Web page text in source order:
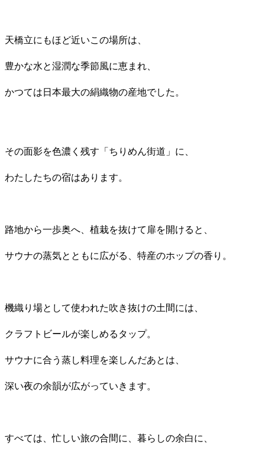
天橋立にもほど近いこの場所は、
豊かな水と湿潤な季節風に恵まれ、
かつては日本最大の絹織物の産地でした。
その面影を色濃く残す「ちりめん街道」に、
わたしたちの宿はあります。
路地から一歩奥へ、植栽を抜けて扉を開けると、
サウナの蒸気とともに広がる、特産のホップの香り。
機織り場として使われた吹き抜けの土間には、
クラフトビールが楽しめるタップ。
サウナに合う蒸し料理を楽しんだあとは、
深い夜の余韻が広がっていきます。
すべては、忙しい旅の合間に、暮らしの余白に、